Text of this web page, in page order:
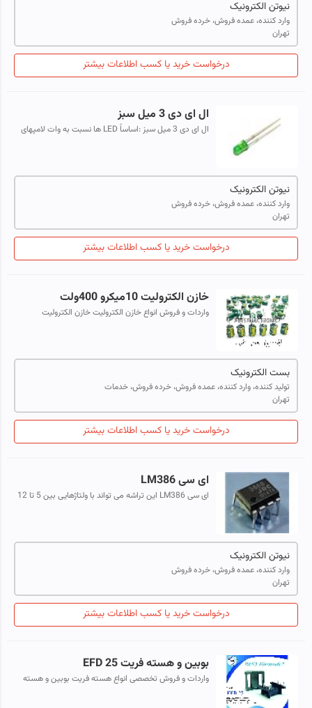
نیوتن الکترونیک
وارد کننده، عمده فروش، خرده فروش
تهران
درخواست خرید یا کسب اطلاعات بیشتر
ال ای دی 3 میل سبز
ال ای دی 3 میل سبز :اساساً LED ها نسبت به وات لامپهای
نیوتن الکترونیک
وارد کننده، عمده فروش، خرده فروش
تهران
درخواست خرید یا کسب اطلاعات بیشتر
خازن الکترولیت 10میکرو 400ولت
واردات و فروش انواع خازن الکترولیت خازن الکترولیت
بست الکترونیک
تولید کننده، وارد کننده، عمده فروش، خرده فروش، خدمات
تهران
درخواست خرید یا کسب اطلاعات بیشتر
ای سی LM386
ای سی LM386 این تراشه می تواند با ولتاژهایی بین 5 تا 12
نیوتن الکترونیک
وارد کننده، عمده فروش، خرده فروش
تهران
درخواست خرید یا کسب اطلاعات بیشتر
بوبین و هسته فریت EFD 25
واردات و فروش تخصصی انواع هسته فریت بوبین و هسته